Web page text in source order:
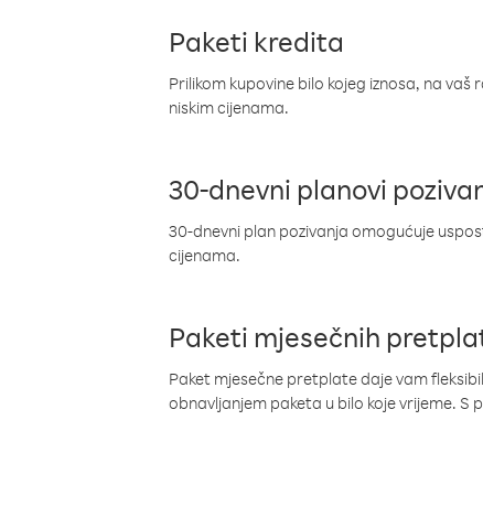
Paketi kredita
Prilikom kupovine bilo kojeg iznosa, na
niskim cijenama.
30-dnevni planovi
30-dnevni plan pozivanja omogućuje
cijenama.
Paketi mjesečnih
Paket mjesečne pretplate daje vam
obnavljanjem paketa u bilo koje vrijeme.